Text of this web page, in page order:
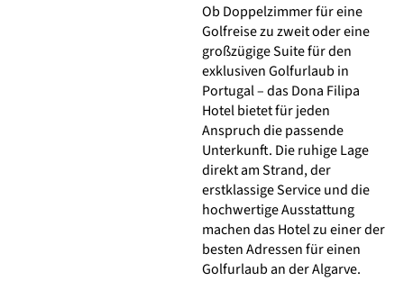
Ob Doppelzimmer für eine
Golfreise zu zweit oder eine
großzügige Suite für den
exklusiven Golfurlaub in
Portugal – das Dona Filipa
Hotel bietet für jeden
Anspruch die passende
Unterkunft. Die ruhige Lage
direkt am Strand, der
erstklassige Service und die
hochwertige Ausstattung
machen das Hotel zu einer der
besten Adressen für einen
Golfurlaub an der Algarve.